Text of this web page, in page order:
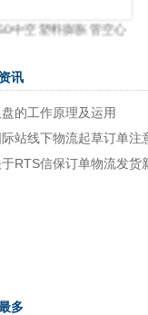
中空塑料膨胀管空心
讯
的工作原理及运用
际站线下物流起草订单注
于RTS信保订单物流发货
多